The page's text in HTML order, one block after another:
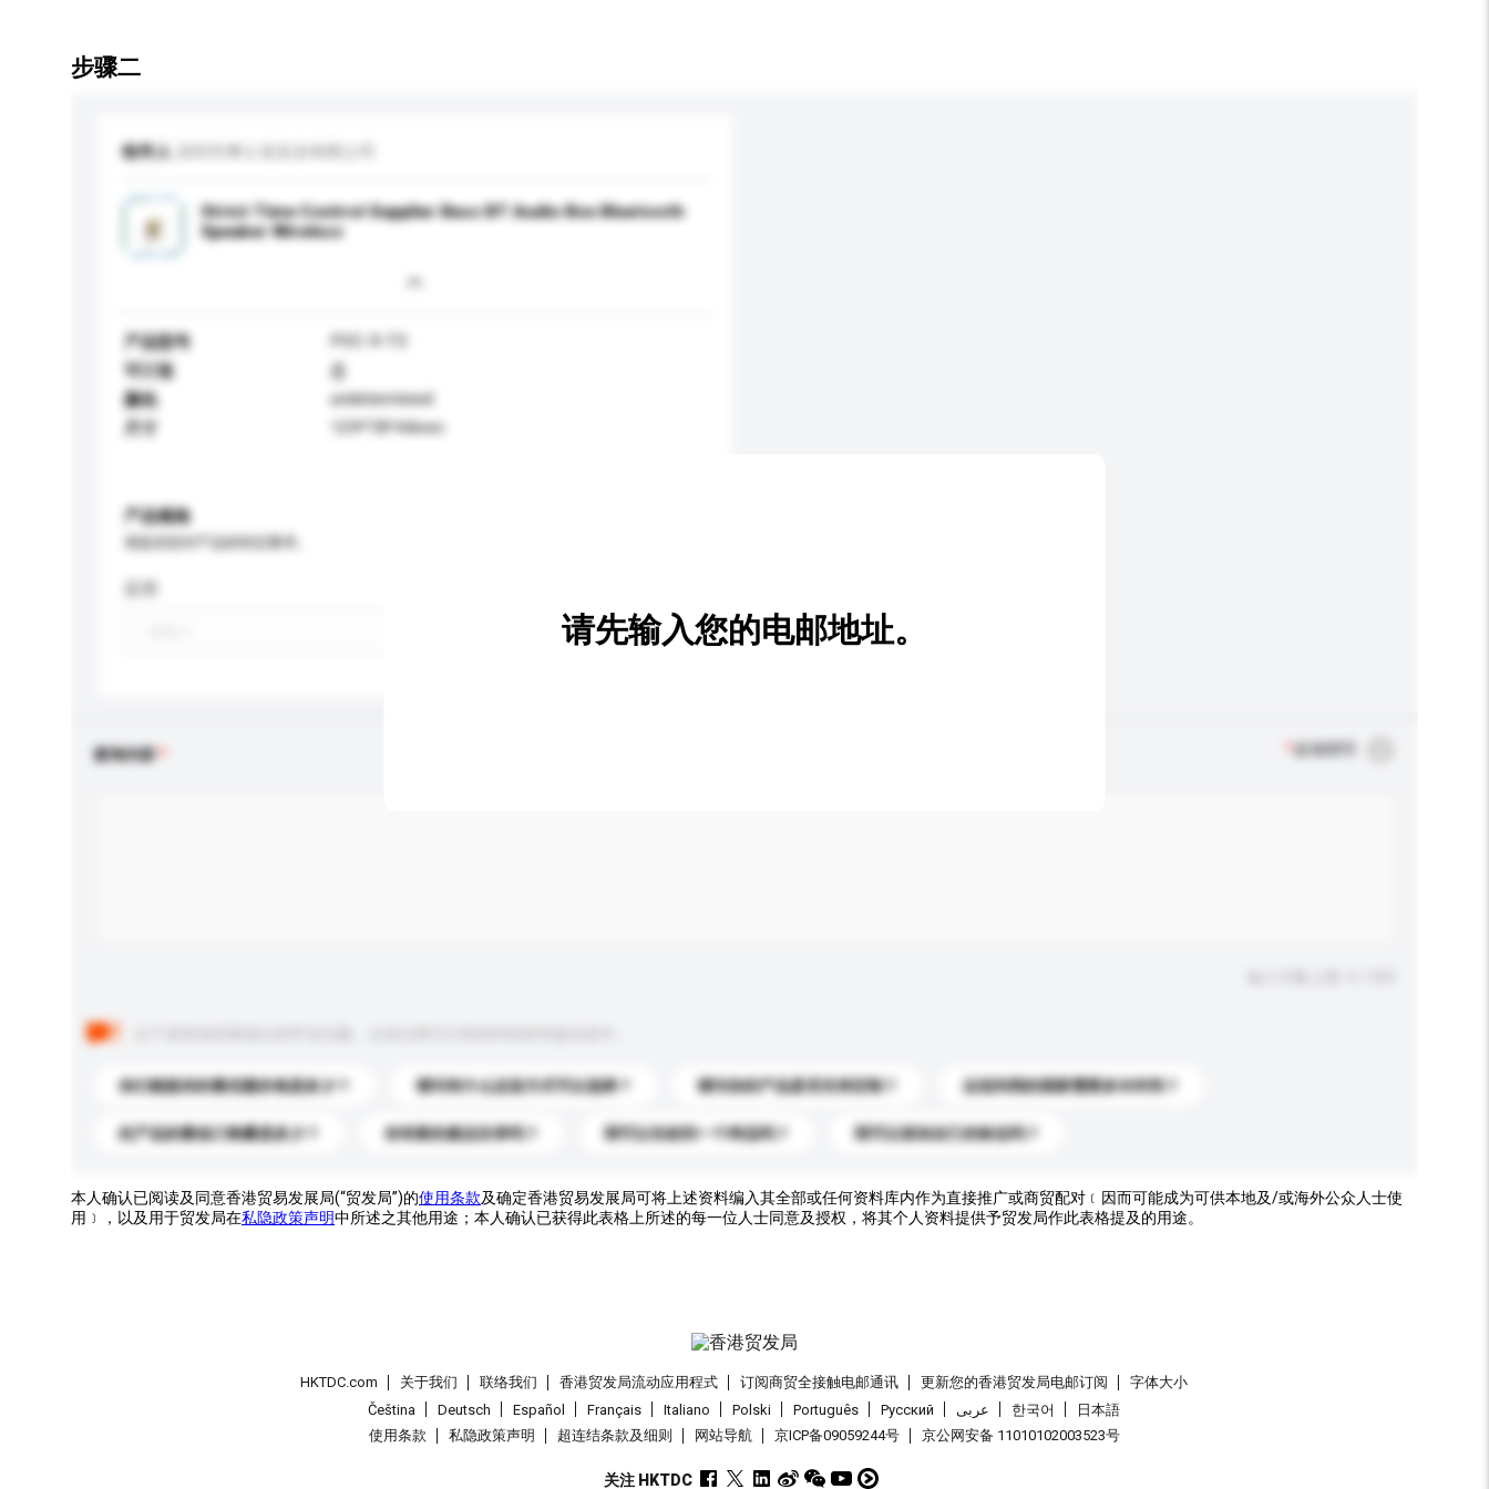
步骤二
收件人
Strict Time Control Supplier Bass BT Audio Box Bluetooth
Speaker Wireless
产品型号
可订造
是
颜色
undetermined
129*78*44mm
产品规格
新增/删除选项
查询内容 必须填写
你们能提供的最优惠价格是多少？ 请问有什么运送方式可以选择？ 请问你的产品是否支持定制？ 运送到我的国家需要多长时间？
此产品的最低订购量是多少？ 你有新的產品目录吗？ 我可以先收到一个样品吗？ 我可以添加自己的标志吗？
请先输入您的电邮地址。
本人确认已阅读及同意香港贸易发展局(“贸发局”)的使用条款及确定香港贸易发展局可将上述资料编入其全部或任何资料库内作为直接推广或商贸配对﹝因而可能成为可供本地及/或海外公众人士使
用﹞，以及用于贸发局在私隐政策声明中所述之其他用途；本人确认已获得此表格上所述的每一位人士同意及授权，将其个人资料提供予贸发局作此表格提及的用途。
HKTDC.com 关于我们 联络我们 香港贸发局流动应用程式 订阅商贸全接触电邮通讯 更新您的香港贸发局电邮订阅
字体大小
Čeština
Deutsch Español Français Italiano Polski Português Pусский عربى 한국어
日本語
使用条款
私隐政策声明 超连结条款及细则 网站导航 京ICP备09059244号 京公网安备 11010102003523号
关注 HKTDC